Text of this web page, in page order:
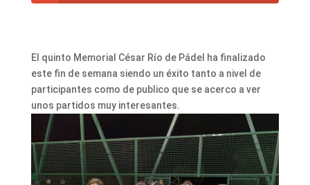
El quinto Memorial César Río de Pádel ha finalizado
este fin de semana siendo un éxito tanto a nivel de
participantes como de publico que se acerco a ver
unos partidos muy interesantes.